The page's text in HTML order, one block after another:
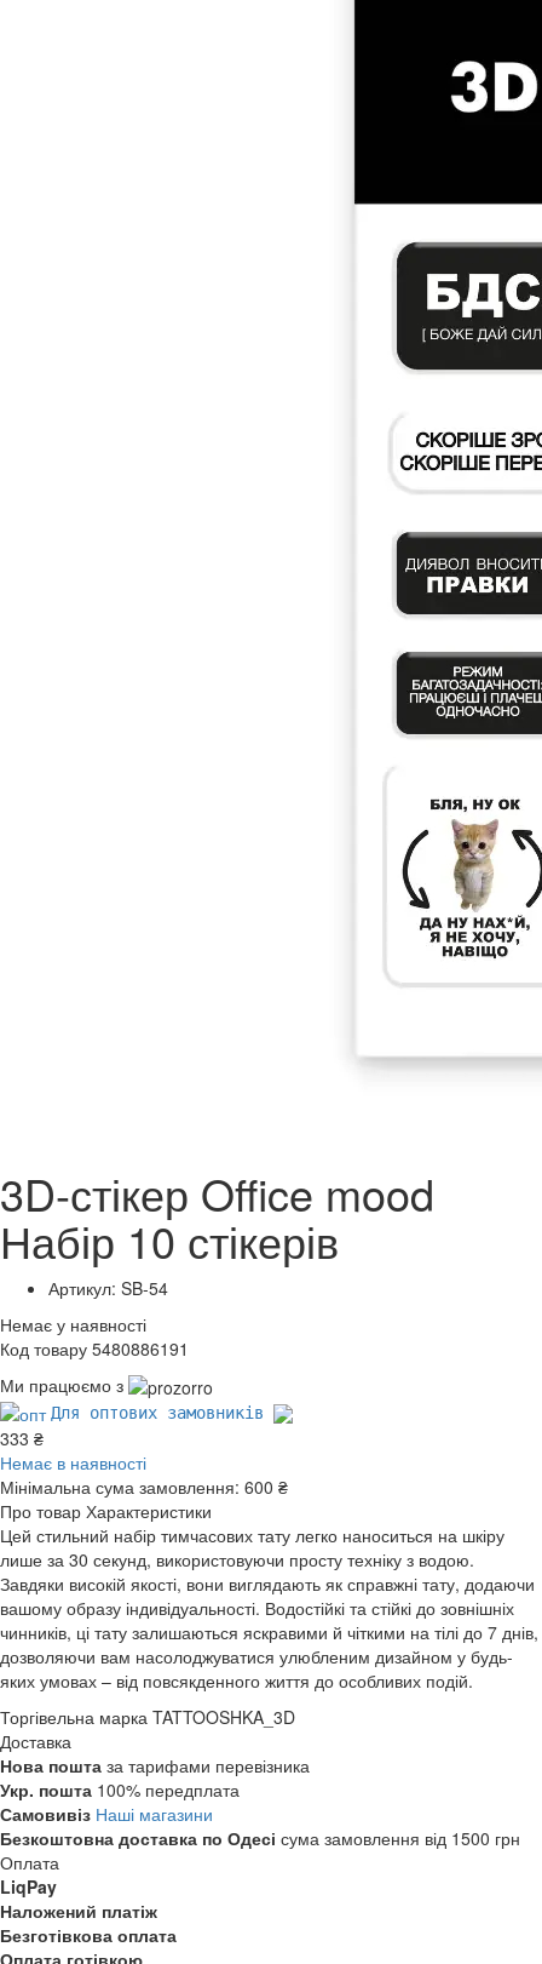
3D-стікер Office mood
Набір 10 стікерів
Артикул: SB-54
Немає у наявності
Код товару 5480886191
Ми працюємо з
Для оптових замовників
333 ₴
Немає в наявності
Мінімальна сума замовлення: 600 ₴
Про товар Характеристики
Цей стильний набір тимчасових тату легко наноситься на шкіру
лише за 30 секунд, використовуючи просту техніку з водою.
Завдяки високій якості, вони виглядають як справжні тату, додаючи
вашому образу індивідуальності. Водостійкі та стійкі до зовнішніх
чинників, ці тату залишаються яскравими й чіткими на тілі до 7 днів,
дозволяючи вам насолоджуватися улюбленим дизайном у будь-
яких умовах – від повсякденного життя до особливих подій.
Торгівельна марка TATTOOSHKA_3D
Доставка
Нова пошта за тарифами перевізника
Укр. пошта 100% передплата
Самовивіз Наші магазини
Безкоштовна доставка по Одесі сума замовлення від 1500 грн
Оплата
LiqPay
Наложений платіж
Безготівкова оплата